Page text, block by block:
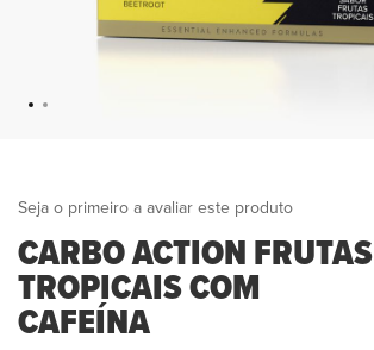
Seja o primeiro a avaliar este produto
CARBO ACTION FRUTAS
TROPICAIS COM
CAFEÍNA